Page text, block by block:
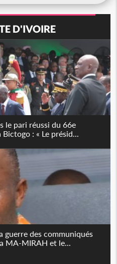
D'IVOIRE
le pari réussi du 66e
: « Le présid...
guerre des communiqués
MA-MIRAH et le...